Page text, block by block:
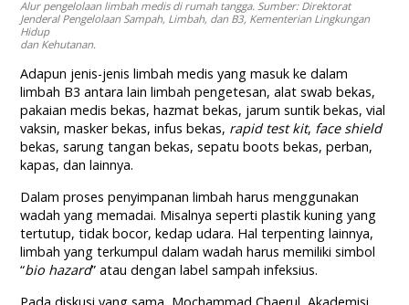
Alur pengelolaan limbah medis di rumah tangga. Sumber: Direktorat
Jenderal Pengelolaan Sampah, Limbah, dan B3, Kementerian Lingkungan
Hidup
dan Kehutanan.
Adapun jenis-jenis limbah medis yang masuk ke dalam
limbah B3 antara lain limbah pengetesan, alat swab bekas,
pakaian medis bekas, hazmat bekas, jarum suntik bekas, vial
vaksin, masker bekas, infus bekas, rapid test kit, face shield
bekas, sarung tangan bekas, sepatu boots bekas, perban,
kapas, dan lainnya.
Dalam proses penyimpanan limbah harus menggunakan
wadah yang memadai. Misalnya seperti plastik kuning yang
tertutup, tidak bocor, kedap udara. Hal terpenting lainnya,
limbah yang terkumpul dalam wadah harus memiliki simbol
“bio hazard” atau dengan label sampah infeksius.